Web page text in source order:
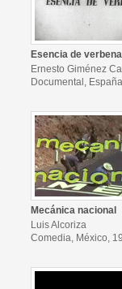
Esencia de verbena
Ernesto Giménez
Documental,
Mecánica nacional
Luis Alcoriza
Comedia, México,